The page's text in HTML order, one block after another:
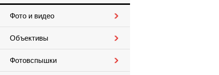
Фото и видео
Объективы
Фотовспышки